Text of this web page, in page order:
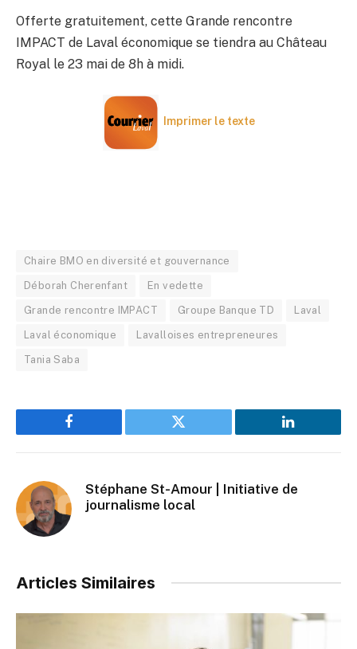
Offerte gratuitement, cette Grande rencontre
IMPACT de Laval économique se tiendra au Château
Royal le 23 mai de 8h à midi.
Imprimer le texte
Chaire BMO en diversité et gouvernance
Déborah Cherenfant En vedette
Grande rencontre IMPACT Groupe Banque TD Laval
Laval économique Lavalloises entrepreneures
Tania Saba
Facebook Twitter LinkedIn
Stéphane St-Amour | Initiative de
journalisme local
Articles Similaires